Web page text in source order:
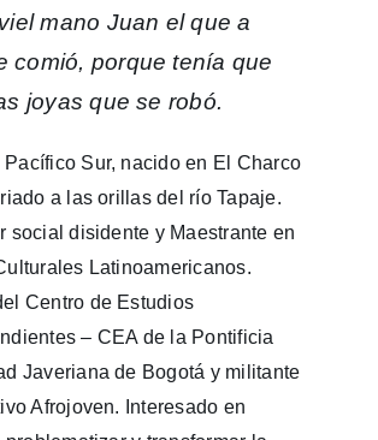
mano Juan el que a
comió, porque tenía que
joyas que se robó.
Pacífico Sur, nacido en El Charco
a las orillas del río Tapaje.
social disidente y Maestrante en
Latinoamericanos.
Centro de Estudios
– CEA de la Pontificia
Javeriana de Bogotá y militante
Afrojoven. Interesado en